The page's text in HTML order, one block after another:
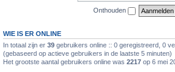
Onthouden
WIE IS ER ONLINE
In totaal zijn er 39 gebruikers online :: 0 geregistreerd, 0
(gebaseerd op actieve gebruikers in de laatste 5 minuten)
Het grootste aantal gebruikers online was 2217 op 6 mei